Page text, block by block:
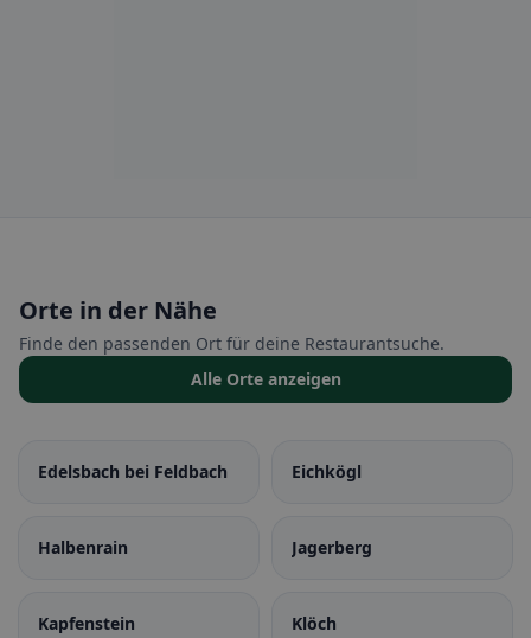
Orte in der Nähe
Finde den passenden Ort für deine Restaurantsuche.
Alle Orte anzeigen
Edelsbach bei Feldbach Eichkögl
Halbenrain Jagerberg
Kapfenstein Klöch